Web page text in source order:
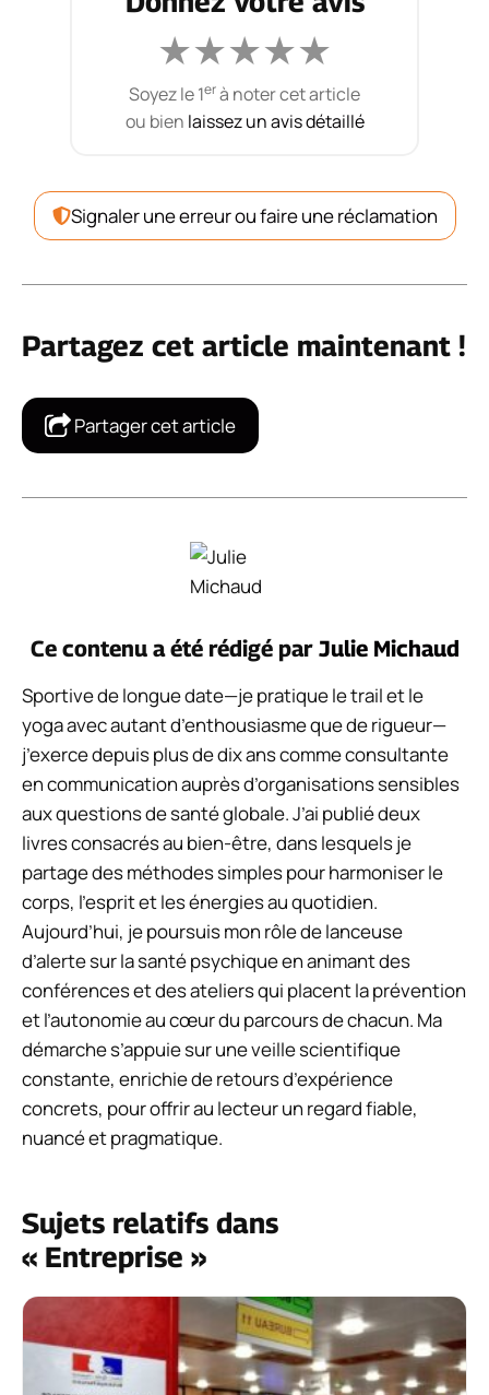
★★★★★
Soyez le 1erà noter cet article
ou bien laissez un avis détaillé
Signaler une erreur ou faire une réclamation
Partagez cet article maintenant !
Partager cet article
Ce contenu a été rédigé par Julie Michaud
Sportive de longue date—je pratique le trail et le
yoga avec autant d’enthousiasme que de rigueur—
j’exerce depuis plus de dix ans comme consultante
en communication auprès d’organisations sensibles
aux questions de santé globale. J’ai publié deux
livres consacrés au bien-être, dans lesquels je
partage des méthodes simples pour harmoniser le
corps, l’esprit et les énergies au quotidien.
Aujourd’hui, je poursuis mon rôle de lanceuse
d’alerte sur la santé psychique en animant des
conférences et des ateliers qui placent la prévention
et l’autonomie au cœur du parcours de chacun. Ma
démarche s’appuie sur une veille scientifique
constante, enrichie de retours d’expérience
concrets, pour offrir au lecteur un regard fiable,
nuancé et pragmatique.
Sujets relatifs dans
« Entreprise »